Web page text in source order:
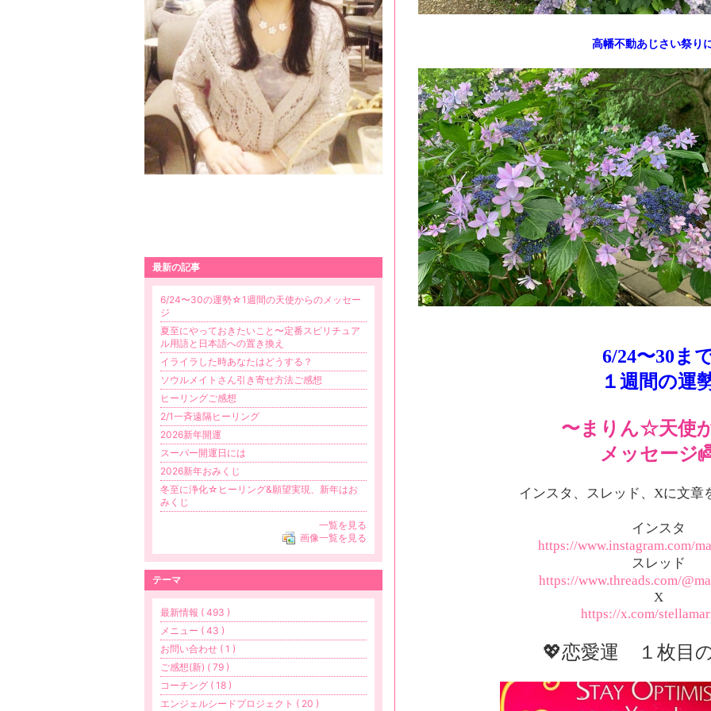
高幡不動あじさい祭り
6/24〜30ま
１週間の運
〜まりん☆天使
メッセージ
インスタ、スレッド、Xに文章
インスタ
https://www.instagram.com/
スレッド
https://www.threads.com/
X
https://x.com/
💖恋愛運 １枚目
最新の記事
6/24〜30の運勢☆1週間の天使からのメッセー
ジ
夏至にやっておきたいこと〜定番スピリチュア
ル用語と日本語への置き換え
イライラした時あなたはどうする？
ソウルメイトさん引き寄せ方法ご感想
ヒーリングご感想
2/1一斉遠隔ヒーリング
2026新年開運
スーパー開運日には
2026新年おみくじ
冬至に浄化☆ヒーリング&願望実現、新年はお
みくじ
一覧を見る
画像一覧を見る
テーマ
最新情報 ( 493 )
メニュー ( 43 )
お問い合わせ ( 1 )
ご感想(新) ( 79 )
コーチング ( 18 )
エンジェルシードプロジェクト ( 20 )